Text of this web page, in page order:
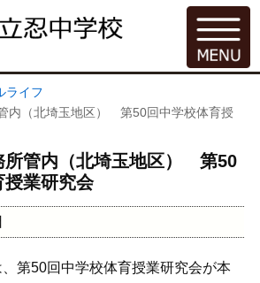
ライフ
内（北埼玉地区） 第50回中学校体育授
所管内（北埼玉地区） 第50
授業研究会
第50回中学校体育授業研究会が本